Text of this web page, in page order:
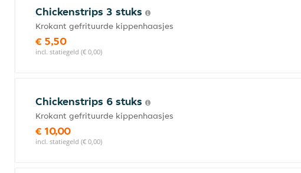
Chickenstrips 3 stuks
Krokant gefrituurde kippenhaasjes
€ 5,50
incl. statiegeld (€ 0,00)
Chickenstrips 6 stuks
Krokant gefrituurde kippenhaasjes
€ 10,00
incl. statiegeld (€ 0,00)